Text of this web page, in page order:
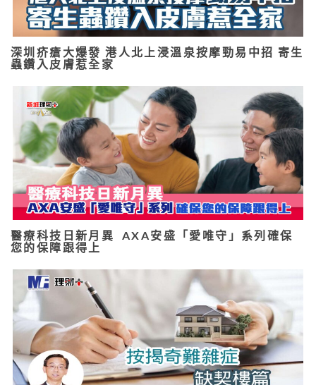
深圳疥瘡大爆發 港人北上浸溫泉按摩勁易中招 寄生
蟲鑽入皮膚惹全家
醫療科技日新月異 AXA安盛「愛唯守」系列確保
您的保障跟得上